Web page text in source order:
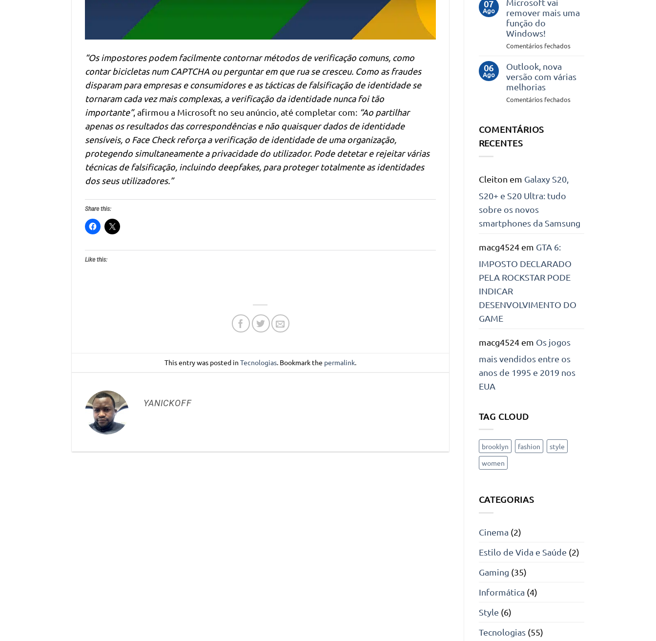
“Os impostores podem facilmente contornar métodos de verificação comuns, como
contar bicicletas num CAPTCHA ou perguntar em que rua se cresceu. Como as fraudes
disparam para empresas e consumidores e as tácticas de falsificação de identidade se
tornaram cada vez mais complexas, a verificação da identidade nunca foi tão
importante”, afirmou a Microsoft no seu anúncio, até completar com: “Ao partilhar
apenas os resultados das correspondências e não quaisquer dados de identidade
sensíveis, o Face Check reforça a verificação de identidade de uma organização,
protegendo simultaneamente a privacidade do utilizador. Pode detetar e rejeitar várias
técnicas de falsificação, incluindo deepfakes, para proteger totalmente as identidades
dos seus utilizadores.”
Share this:
Like this:
This entry was posted in Tecnologias. Bookmark the permalink.
YANICKOFF
da
não
seu
07
Ago
Microsoft vai
remover mais uma
função do
Windows!
Comentários fechadosem
remover
função
06
Ago
Outlook, nova
versão com várias
melhorias
Comentários fechadosem
COMENTÁRIOS
RECENTES
Cleiton em Galaxy S20,
S20+ e S20 Ultra: tudo
sobre os novos
smartphones da Samsung
macg4524em GTA 6:
IMPOSTO DECLARADO
PELA ROCKSTAR PODE
INDICAR
DESENVOLVIMENTO DO
GAME
macg4524em Os jogos
mais vendidos entre os
anos de 1995 e 2019 nos
EUA
TAG CLOUD
brooklyn fashion
style
women
CATEGORIAS
Cinema (2)
Estilo de Vida e Saúde (2)
Gaming (35)
Informática (4)
Style (6)
Tecnologias(55)